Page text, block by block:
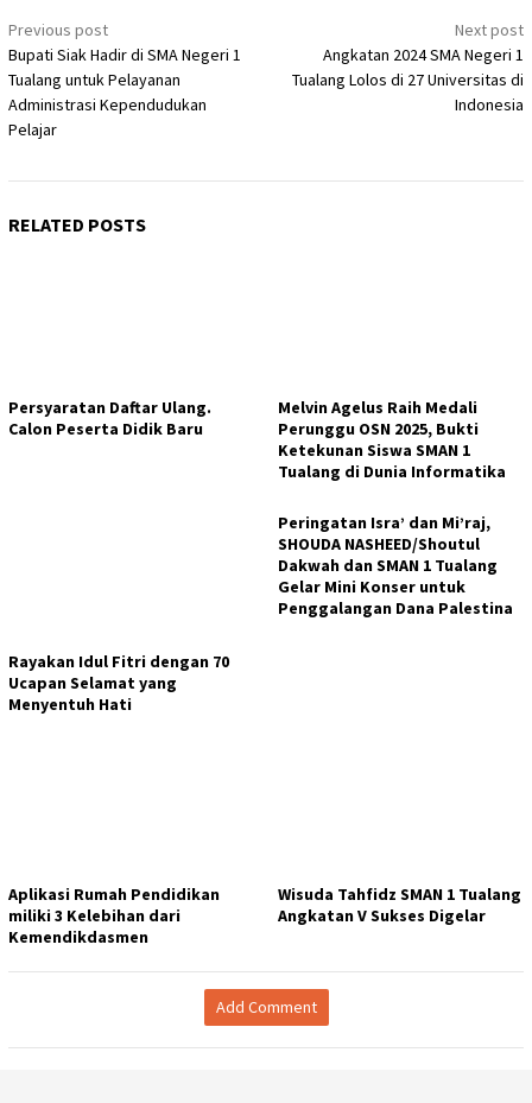
Post
navigation
Previous post
Bupati Siak Hadir di SMA Negeri 1
Tualang untuk Pelayanan
Administrasi Kependudukan
Pelajar
Next post
Angkatan 2024 SMA Negeri 1
Tualang Lolos di 27 Universitas di
Indonesia
RELATED POSTS
Persyaratan Daftar Ulang.
Calon Peserta Didik Baru
Melvin Agelus Raih Medali
Perunggu OSN 2025, Bukti
Ketekunan Siswa SMAN 1
Tualang di Dunia Informatika
Rayakan Idul Fitri dengan 70
Ucapan Selamat yang
Menyentuh Hati
Peringatan Isra’ dan Mi’raj,
SHOUDA NASHEED/Shoutul
Dakwah dan SMAN 1 Tualang
Gelar Mini Konser untuk
Penggalangan Dana Palestina
Aplikasi Rumah Pendidikan
miliki 3 Kelebihan dari
Kemendikdasmen
Wisuda Tahfidz SMAN 1 Tualang
Angkatan V Sukses Digelar
Add Comment